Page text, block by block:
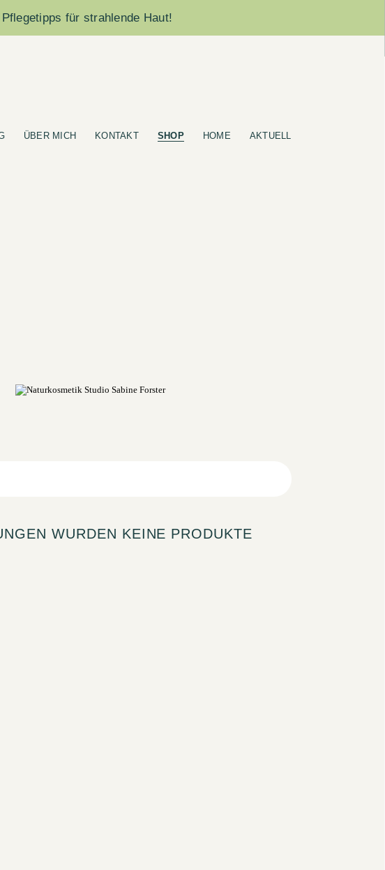
für strahlende Haut!
ÜBER MICH KONTAKT SHOP HOME AKTUELL
WURDEN KEINE PRODUKTE